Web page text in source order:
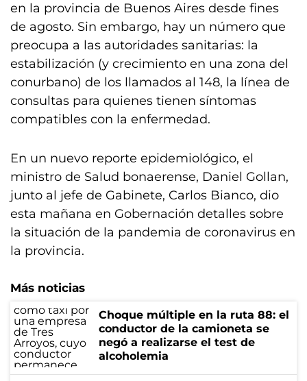
en la provincia de Buenos Aires desde fines
de agosto. Sin embargo, hay un número que
preocupa a las autoridades sanitarias: la
estabilización (y crecimiento en una zona del
conurbano) de los llamados al 148, la línea de
consultas para quienes tienen síntomas
compatibles con la enfermedad.
En un nuevo reporte epidemiológico, el
ministro de Salud bonaerense, Daniel Gollan,
junto al jefe de Gabinete, Carlos Bianco, dio
esta mañana en Gobernación detalles sobre
la situación de la pandemia de coronavirus en
la provincia.
Más noticias
Choque múltiple en la ruta 88: el
conductor de la camioneta se
negó a realizarse el test de
alcoholemia